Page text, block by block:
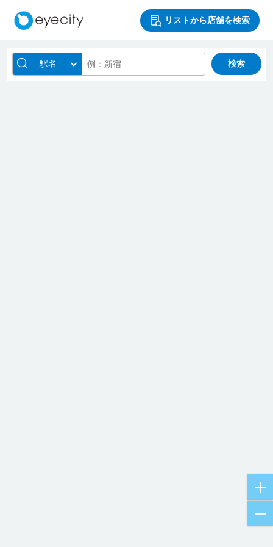
リストから店舗を検索
駅名 検索